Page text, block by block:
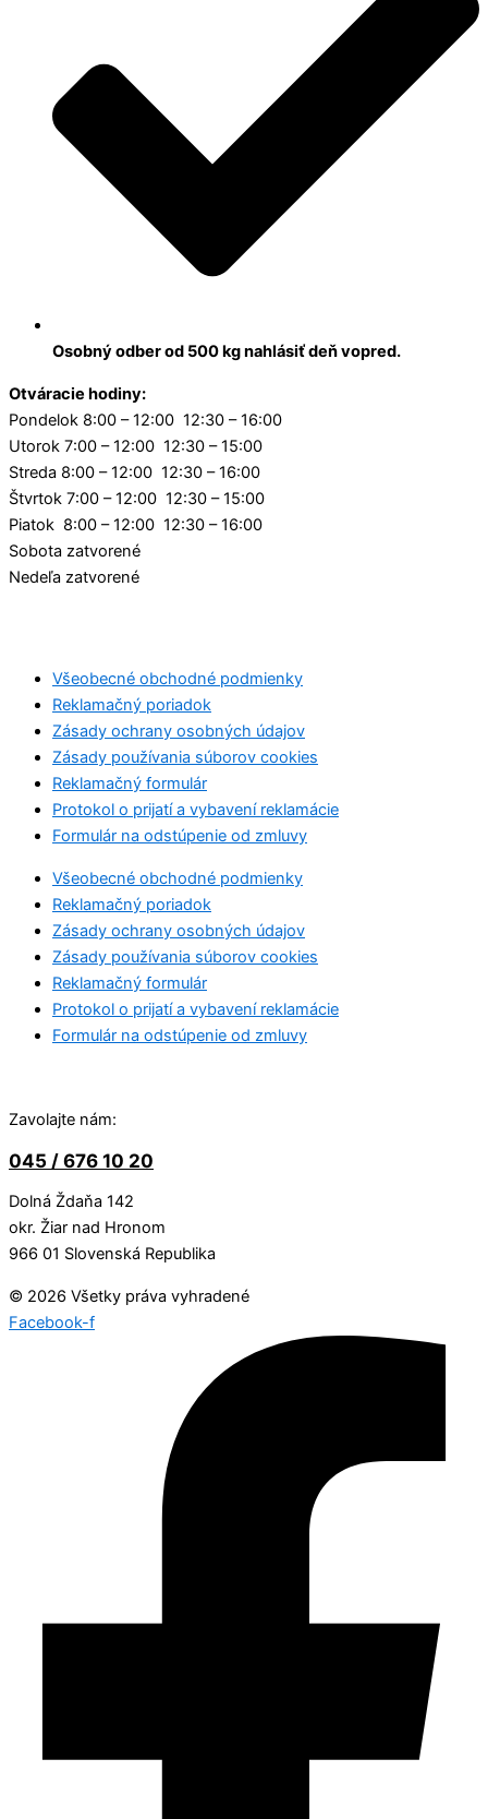
Osobný odber od 500 kg nahlásiť deň vopred.
Otváracie hodiny:
Pondelok 8:00 – 12:00 12:30 – 16:00
Utorok 7:00 – 12:00 12:30 – 15:00
Streda 8:00 – 12:00 12:30 – 16:00
Štvrtok 7:00 – 12:00 12:30 – 15:00
Piatok 8:00 – 12:00 12:30 – 16:00
Sobota zatvorené
Nedeľa zatvorené
Všeobecné obchodné podmienky
Reklamačný poriadok
Zásady ochrany osobných údajov
Zásady používania súborov cookies
Reklamačný formulár
Protokol o prijatí a vybavení reklamácie
Formulár na odstúpenie od zmluvy
Všeobecné obchodné podmienky
Reklamačný poriadok
Zásady ochrany osobných údajov
Zásady používania súborov cookies
Reklamačný formulár
Protokol o prijatí a vybavení reklamácie
Formulár na odstúpenie od zmluvy
Zavolajte nám:
045 / 676 10 20
Dolná Ždaňa 142
okr. Žiar nad Hronom
966 01 Slovenská Republika
© 2026 Všetky práva vyhradené
Facebook-f